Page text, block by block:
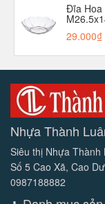
Đĩa Hoa
29.000₫
Nhựa Thành
Siêu thị Nhựa Thành
Số 5 Cao Xã, Cao
0987188882